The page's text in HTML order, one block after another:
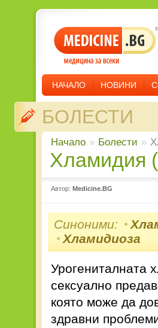
НАЧАЛО НОВИНИ
БОЛЕСТИ
Начало » Болести »
Автор: Medicine.BG
Синоними:
Хламидиоза
Урогениталната
сексуално
която може да
здравни